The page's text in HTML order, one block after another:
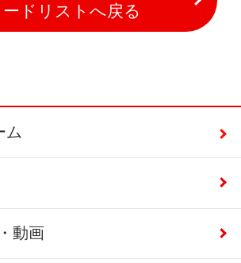
ードリストへ戻る
ム
動画